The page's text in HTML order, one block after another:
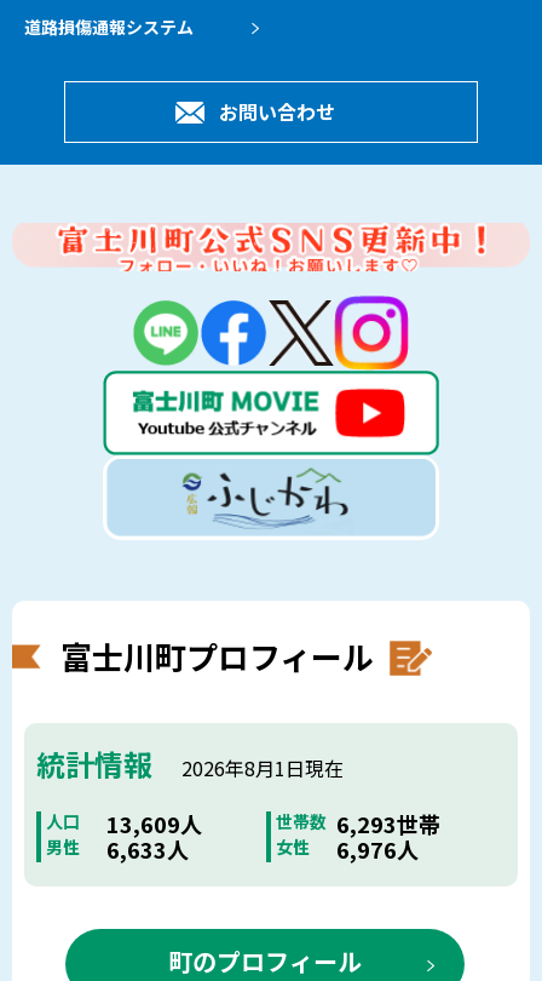
道路損傷通報システム
お問い合わせ
富士川町プロフィール
統計情報 2026年8月1日現在
人口 13,609人 世帯数 6,293世帯
男性 6,633人 女性 6,976人
町のプロフィール